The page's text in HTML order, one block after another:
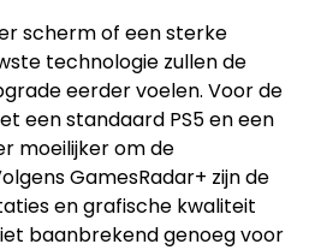
scherm of een sterke
technologie zullen de
eerder voelen. Voor de
een standaard PS5 en een
moeilijker om de
GamesRadar+ zijn de
en grafische kwaliteit
baanbrekend genoeg voor